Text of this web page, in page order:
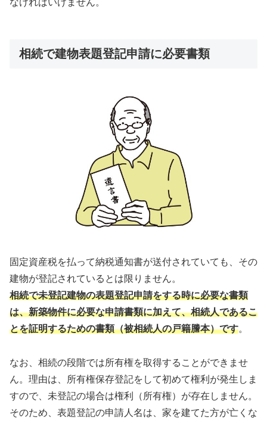
相続で建物表題登記申請に必要書類
固定資産税を払って納税通知書が送付されていても、その
建物が登記されているとは限りません。
相続で未登記建物の表題登記申請をする時に必要な書類
は、新築物件に必要な申請書類に加えて、相続人であるこ
とを証明するための書類（被相続人の戸籍謄本）です。
なお、相続の段階では所有権を取得することができませ
ん。理由は、所有権保存登記をして初めて権利が発生しま
すので、未登記の場合は権利（所有権）が存在しません。
そのため、表題登記の申請人名は、家を建てた方が亡くな